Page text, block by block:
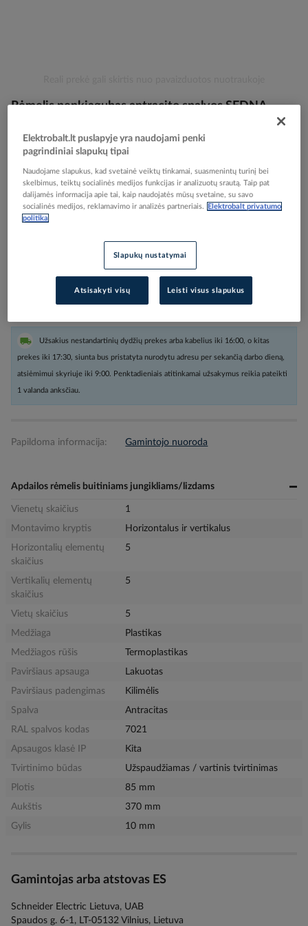
the
the
gallery
Rėmelis penkiagubas antracito spalvos SEDNA
Elektrobalt prekės kodas
204096
EAN kodas
3606481482693
Gamintojo prekės kodas
SDD314805
Užsakius nestandartinių dydžių prekes arba kabelius iki 16:00, o kitas
prekes iki 17:30, siunta bus pristatyta nurodytu adresu per sekančią darbo dieną,
atsiėmimui skyriuje iki 9:00. Penktadieniais atitinkamai užsakymus reikia pateikti
1 valanda anksčiau.
Papildoma informacija: Gamintojo nuoroda
Apdailos rėmelis buitiniams jungikliams/lizdams
Vienetų skaičius
1
Montavimo kryptis
Horizontalus ir vertikalus
Horizontalių elementų
skaičius
5
Vertikalių elementų
skaičius
5
Vietų skaičius
5
Medžiaga
Plastikas
Medžiagos rūšis
Termoplastikas
Paviršiaus apsauga
Lakuotas
Paviršiaus padengimas
Kilimėlis
Spalva
Antracitas
RAL spalvos kodas
7021
Apsaugos klasė IP
Kita
Tvirtinimo būdas
Užspaudžiamas / vartinis tvirtinimas
Plotis
85 mm
Aukštis
370 mm
Gylis
10 mm
Gamintojas arba atstovas ES
Schneider Electric Lietuva, UAB
Spaudos g. 6-1, LT-05132 Vilnius, Lietuva
Elektrobalt.lt puslapyje yra naudojami penki
pagrindiniai slapukų tipai
Naudojame slapukus, kad svetainė veiktų tinkamai, suasmenintų turinį bei
skelbimus, teiktų socialinės medijos funkcijas ir analizuotų srautą. Taip pat
dalijamės informacija apie tai, kaip naudojatės mūsų svetaine, su savo
socialinės medijos, reklamavimo ir analizės partneriais.
Elektrobalt privatumo
politika
Slapukų nustatymai
Atsisakyti visų Leisti visus slapukus